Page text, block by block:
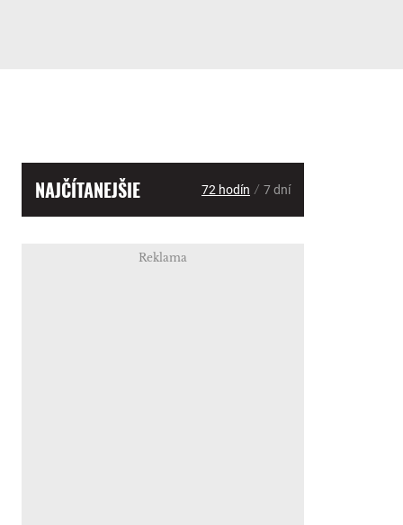
NAJČÍTANEJŠIE 72 hodín / 7 dní
Reklama